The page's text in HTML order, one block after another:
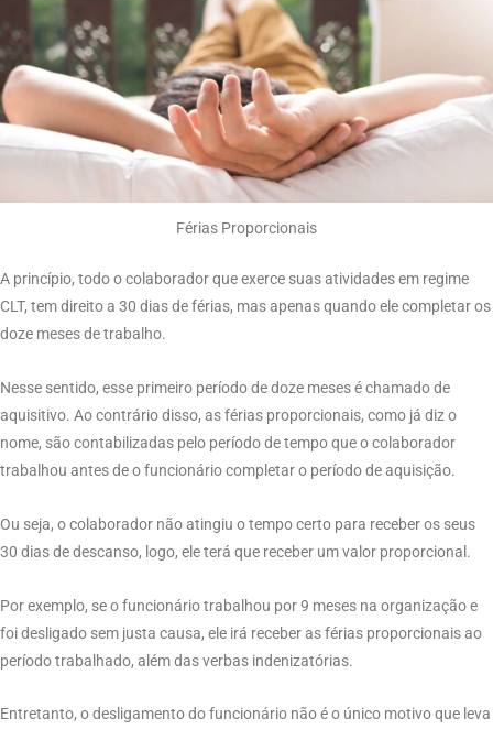
Férias Proporcionais
A princípio, todo o colaborador que exerce suas atividades em regime
CLT, tem direito a 30 dias de férias, mas apenas quando ele completar os
doze meses de trabalho.
Nesse sentido, esse primeiro período de doze meses é chamado de
aquisitivo. Ao contrário disso, as férias proporcionais, como já diz o
nome, são contabilizadas pelo período de tempo que o colaborador
trabalhou antes de o funcionário completar o período de aquisição.
Ou seja, o colaborador não atingiu o tempo certo para receber os seus
30 dias de descanso, logo, ele terá que receber um valor proporcional.
Por exemplo, se o funcionário trabalhou por 9 meses na organização e
foi desligado sem justa causa, ele irá receber as férias proporcionais ao
período trabalhado, além das verbas indenizatórias.
Entretanto, o desligamento do funcionário não é o único motivo que leva